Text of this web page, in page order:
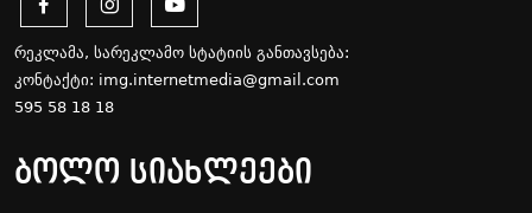
რეკლამა, სარეკლამო სტატიის განთავსება:
კონტაქტი: img.internetmedia@gmail.com
595 58 18 18
ბოლო სიახლეები